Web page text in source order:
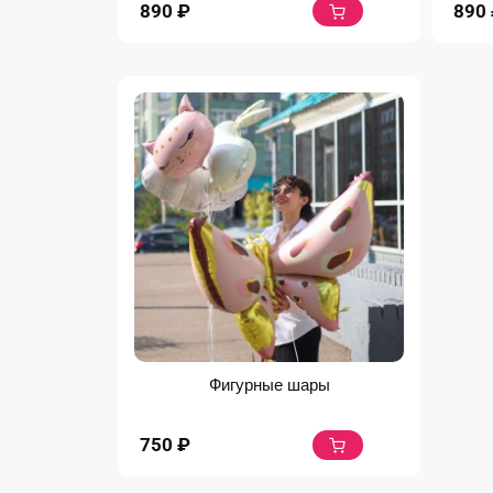
890 ₽ 890
Фигурные шары
750 ₽